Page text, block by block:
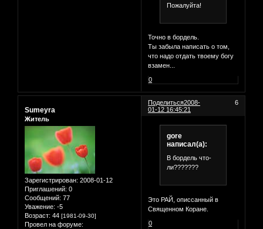
Пожалуйта!
Точно в бордель.
Ты забыла написать о том,
что надо отдать твоему богу
взамен...
0
Поделиться 6
2008-
01-12 16:45:21
Sumeyra
Житель
Зарегистрирован: 2008-01-12
Приглашений: 0
Сообщений: 77
Уважение: -5
Возраст: 44 [1981-09-30]
Провел на форуме:
gore
написал(а):
В бордель что-
ли???????
Это РАЙ, описсанный в
Священном Коране.
0